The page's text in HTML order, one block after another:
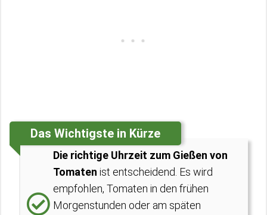
Das Wichtigste in Kürze
Die richtige Uhrzeit zum Gießen von
Tomaten ist entscheidend. Es wird
empfohlen, Tomaten in den frühen
Morgenstunden oder am späten